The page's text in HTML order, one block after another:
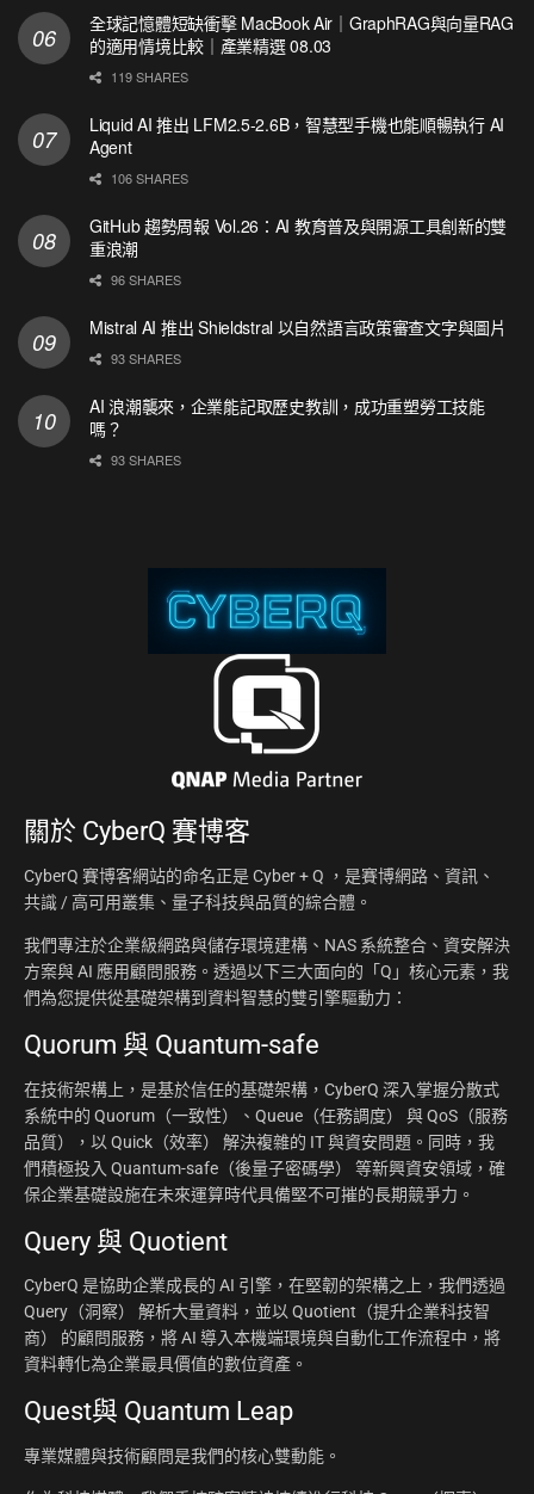
全球記憶體短缺衝擊 MacBook Air｜GraphRAG與向量RAG
的適用情境比較｜產業精選 08.03
119 SHARES
Liquid AI 推出 LFM2.5-2.6B，智慧型手機也能順暢執行 AI
Agent
106 SHARES
GitHub 趨勢周報 Vol.26：AI 教育普及與開源工具創新的雙
重浪潮
96 SHARES
Mistral AI 推出 Shieldstral 以自然語言政策審查文字與圖片
93 SHARES
AI 浪潮襲來，企業能記取歷史教訓，成功重塑勞工技能
嗎？
93 SHARES
關於 CyberQ 賽博客
CyberQ 賽博客網站的命名正是 Cyber + Q ，是賽博網路、資訊、
共識 / 高可用叢集、量子科技與品質的綜合體。
我們專注於企業級網路與儲存環境建構、NAS 系統整合、資安解決
方案與 AI 應用顧問服務。透過以下三大面向的「Q」核心元素，我
們為您提供從基礎架構到資料智慧的雙引擎驅動力：
Quorum 與 Quantum-safe
在技術架構上，是基於信任的基礎架構，CyberQ 深入掌握分散式
系統中的 Quorum（一致性）、Queue（任務調度） 與 QoS（服務
品質），以 Quick（效率） 解決複雜的 IT 與資安問題。同時，我
們積極投入 Quantum-safe（後量子密碼學） 等新興資安領域，確
保企業基礎設施在未來運算時代具備堅不可摧的長期競爭力。
Query 與 Quotient
CyberQ 是協助企業成長的 AI 引擎，在堅韌的架構之上，我們透過
Query（洞察） 解析大量資料，並以 Quotient（提升企業科技智
商） 的顧問服務，將 AI 導入本機端環境與自動化工作流程中，將
資料轉化為企業最具價值的數位資產。
Quest與 Quantum Leap
專業媒體與技術顧問是我們的核心雙動能。